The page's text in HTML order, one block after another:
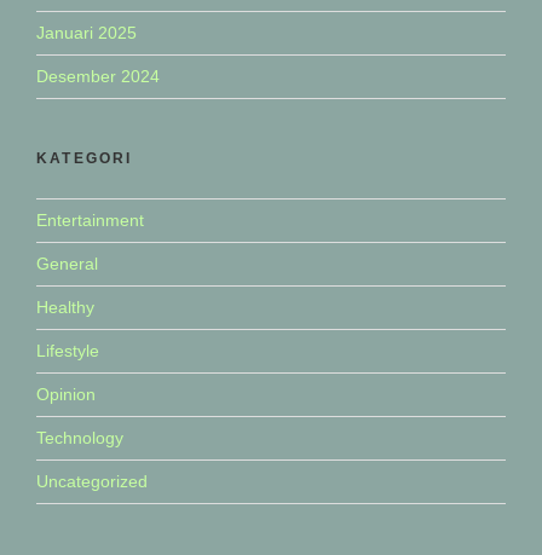
Januari 2025
Desember 2024
KATEGORI
Entertainment
General
Healthy
Lifestyle
Opinion
Technology
Uncategorized